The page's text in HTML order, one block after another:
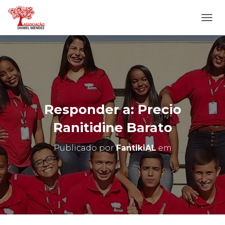
L
T
E
R
N
A
N
A
E
G
O
Responder a: Precio
Ranitidine Barato
Publicado porFantikiALem